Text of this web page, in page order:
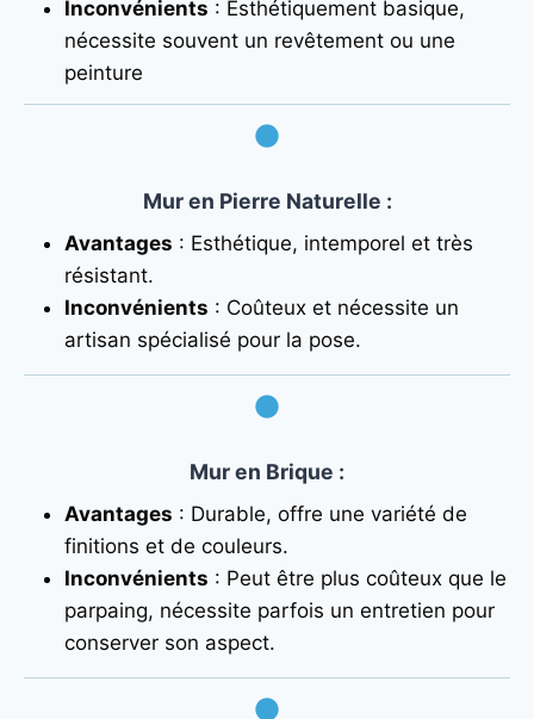
Inconvénients : Esthétiquement basique,
nécessite souvent un revêtement ou une
peinture
Mur en Pierre Naturelle :
Avantages : Esthétique, intemporel et très
résistant.
Inconvénients : Coûteux et nécessite un
artisan spécialisé pour la pose.
Mur en Brique :
Avantages : Durable, offre une variété de
finitions et de couleurs.
Inconvénients : Peut être plus coûteux que le
parpaing, nécessite parfois un entretien pour
conserver son aspect.